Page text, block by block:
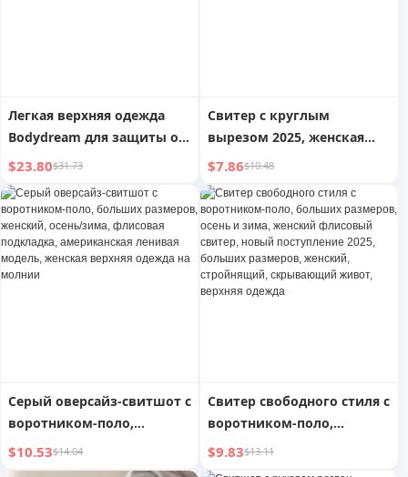
Легкая верхняя одежда
Bodydream для защиты от
солнца, мужская одежда с
защитой от солнца
UPF50+, больших
размеров, спортивная
дышащая парка для пар
$23.80$31.73
Свитер с круглым
вырезом 2025, женская
одежда, больших
размеров, для женщин, в
стиле 'idle', с флисовой
подкладкой, утолщенный,
с капюшоном, верхняя
одежда, топ
$7.86$10.48
Серый оверсайз-свитшот с
воротником-поло,
больших размеров,
женский, осень/зима,
$10.53$14.04
Свитер свободного стиля с
воротником-поло,
больших размеров, осень
и зима, женский
$9.83$13.11